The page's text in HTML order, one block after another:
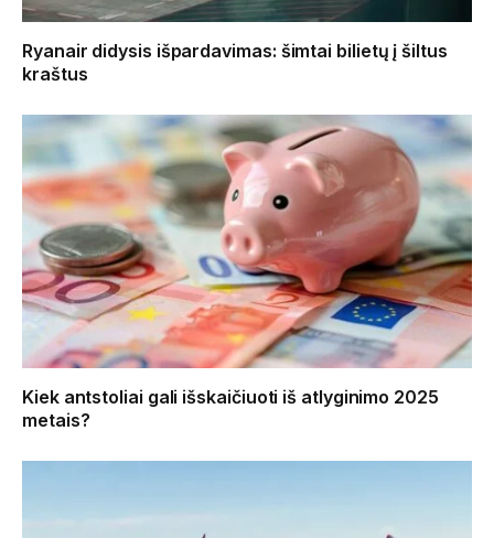
Ryanair didysis išpardavimas: šimtai bilietų į šiltus
kraštus
Kiek antstoliai gali išskaičiuoti iš atlyginimo 2025
metais?